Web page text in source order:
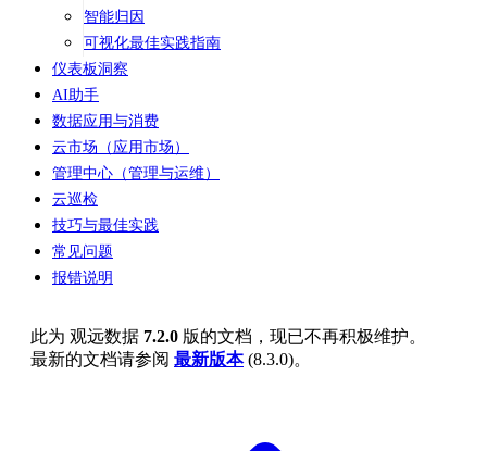
智能归因
可视化最佳实践指南
仪表板洞察
AI助手
数据应用与消费
云市场（应用市场）
管理中心（管理与运维）
云巡检
技巧与最佳实践
常见问题
报错说明
此为 观远数据 7.2.0 版的文档，现已不再积极维护。
最新的文档请参阅 最新版本(8.3.0)。